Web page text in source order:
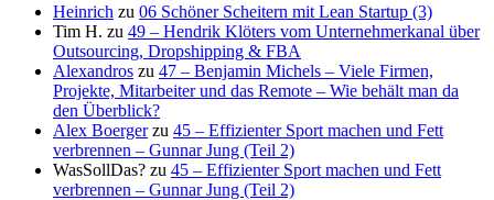
Heinrich zu 06 Schöner Scheitern mit Lean Startup (3)
Tim H. zu 49 – Hendrik Klöters vom Unternehmerkanal über
Outsourcing, Dropshipping & FBA
Alexandros zu 47 – Benjamin Michels – Viele Firmen,
Projekte, Mitarbeiter und das Remote – Wie behält man da
den Überblick?
Alex Boergerzu 45 – Effizienter Sport machen und Fett
verbrennen – Gunnar Jung (Teil 2)
WasSollDas? zu 45 – Effizienter Sport machen und Fett
verbrennen – Gunnar Jung (Teil 2)